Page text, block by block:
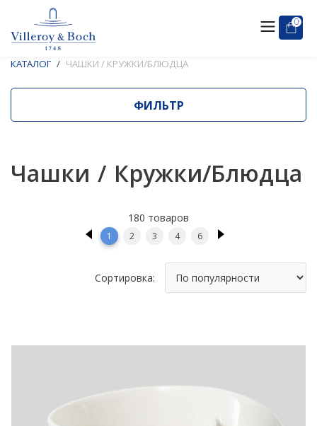
0
КАТАЛОГ ЧАШКИ / КРУЖКИ/БЛЮДЦА
ФИЛЬТР
Чашки / Кружки/Блюдца
180 товаров
1 2 3 4 6
Сортировка: